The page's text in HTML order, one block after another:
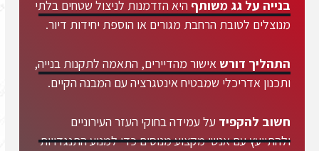
בנייה על גג משותף היא הזדמנות לניצול שטחים בלתי
מנוצלים לטובת הרחבת מגורים או הוספת יחידות דיור.
התהליך דורשאישור מהדיירים, התאמה לתקנות בנייה,
ותכנון אדריכלי שמבטיח אינטגרציה עם המבנה הקיים.
חשוב להקפיד על עמידה בחוקי העזר העירוניים
ולהתייעץ עם אנשי מקצוע מנוסים כדי למנוע התנגדויות